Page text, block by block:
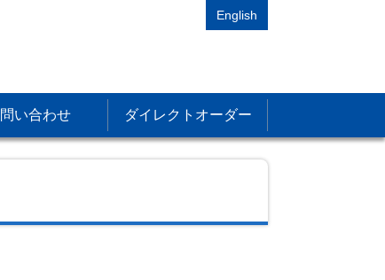
English
い合わせ ダイレクトオーダー